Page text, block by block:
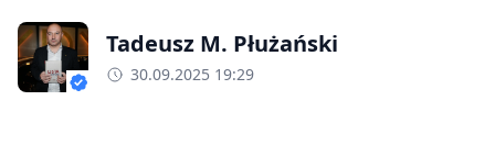
Tadeusz M. Płużański
30.09.2025 19:29